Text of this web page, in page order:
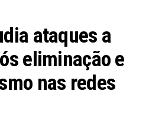
ataques a
eliminação e
nas redes